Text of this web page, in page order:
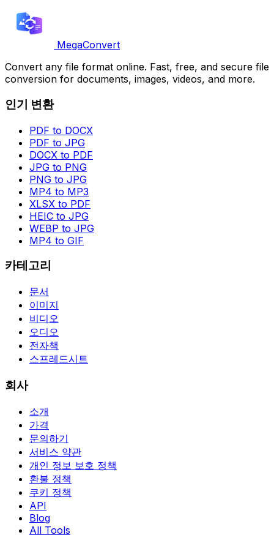
MegaConvert
Convert any file format online. Fast, free, and secure file
conversion for documents, images, videos, and more.
인기 변환
PDF to DOCX
PDF to JPG
DOCX to PDF
JPG to PNG
PNG to JPG
MP4 to MP3
XLSX to PDF
HEIC to JPG
WEBP to JPG
MP4 to GIF
카테고리
문서
이미지
비디오
오디오
전자책
스프레드시트
회사
소개
가격
문의하기
서비스 약관
개인 정보 보호 정책
환불 정책
쿠키 정책
API
Blog
All Tools